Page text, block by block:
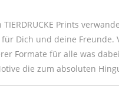
Prints
Dich und deine Freunde.
Formate für alle was
die zum absoluten